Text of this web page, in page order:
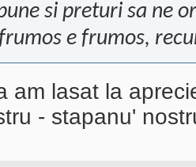
si preturi sa ne
frumos e frumos,
am lasat la
- stapanu'